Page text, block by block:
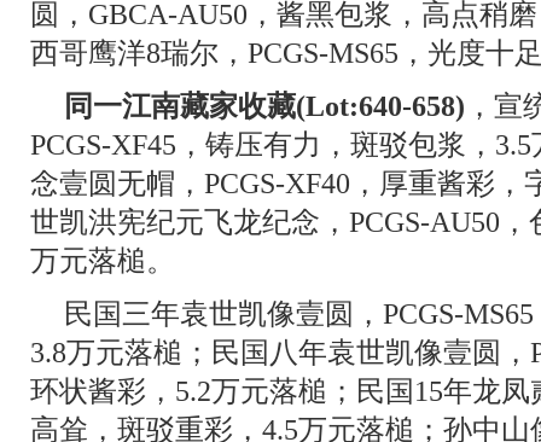
圆，GBCA-AU50，酱黑包浆，高点稍
西哥鹰洋8瑞尔，PCGS-MS65，光度十
同一江南藏家收藏(Lot:640-658) ，宣
PCGS-XF45，铸压有力，斑驳包浆，
念壹圆无帽，PCGS-XF40，厚重酱彩
世凯洪宪纪元飞龙纪念，PCGS-AU50
万元落槌。
民国三年袁世凯像壹圆，PCGS-
3.8万元落槌；民国八年袁世凯像壹圆，
环状酱彩，5.2万元落槌；民国15年龙凤
高耸，斑驳重彩，4.5万元落槌；孙中山